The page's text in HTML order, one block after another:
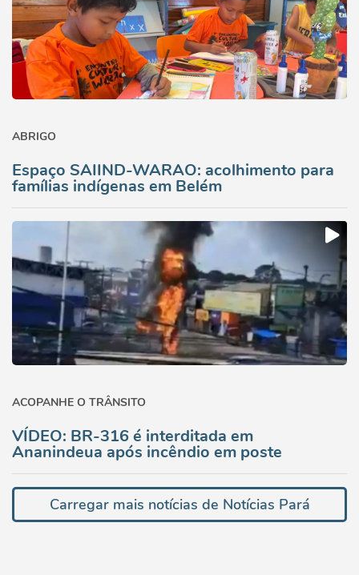
ABRIGO
Espaço SAIIND-WARAO: acolhimento para
famílias indígenas em Belém
ACOPANHE O TRÂNSITO
VÍDEO: BR-316 é interditada em
Ananindeua após incêndio em poste
Carregar mais notícias de Notícias Pará